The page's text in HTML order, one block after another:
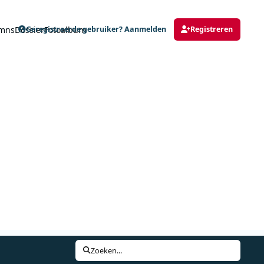
DossierFotoalbum
Geregistreerde gebruiker? Aanmelden Registreren
Zoeken...